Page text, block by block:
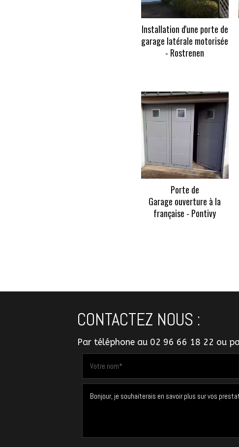
Installation d'une porte de
garage latérale motorisée
- Rostrenen
Porte de
Garage ouverture à la
française - Pontivy
CONTACTEZ NOUS :
Par téléphone au 02 96 66 18 22 ou